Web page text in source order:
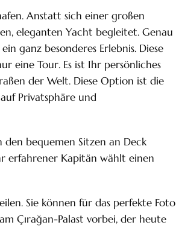
Anstatt sich einer großen
eleganten Yacht begleitet. Genau
ein ganz besonderes Erlebnis. Diese
eine Tour. Es ist Ihr persönliches
der Welt. Diese Option ist die
Privatsphäre und
den bequemen Sitzen an Deck
erfahrener Kapitän wählt einen
Sie können für das perfekte Foto
Çırağan-Palast vorbei, der heute